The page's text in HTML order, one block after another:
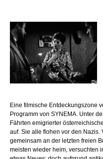
Eine filmische Entdeckungszone
Programm von SYNEMA. Unter
Fährten emigrierter
auf. Sie alle flohen vor den
gemeinsam an der letzten freien
meisten wieder heim, versuchten